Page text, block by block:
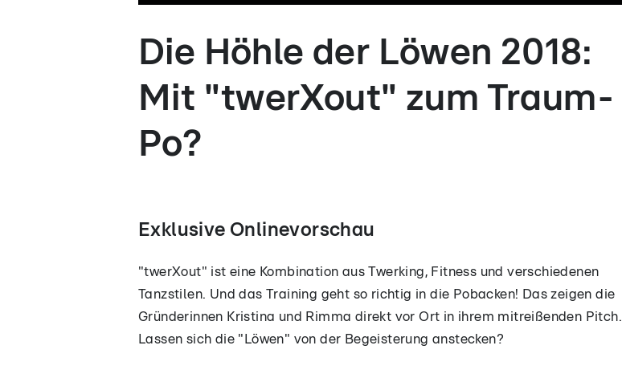
Die Höhle der Löwen 2018:
Mit "twerXout" zum Traum-
Po?
Exklusive Onlinevorschau
"twerXout" ist eine Kombination aus Twerking, Fitness und verschiedenen
Tanzstilen. Und das Training geht so richtig in die Pobacken! Das zeigen die
Gründerinnen Kristina und Rimma direkt vor Ort in ihrem mitreißenden Pitch.
Lassen sich die "Löwen" von der Begeisterung anstecken?